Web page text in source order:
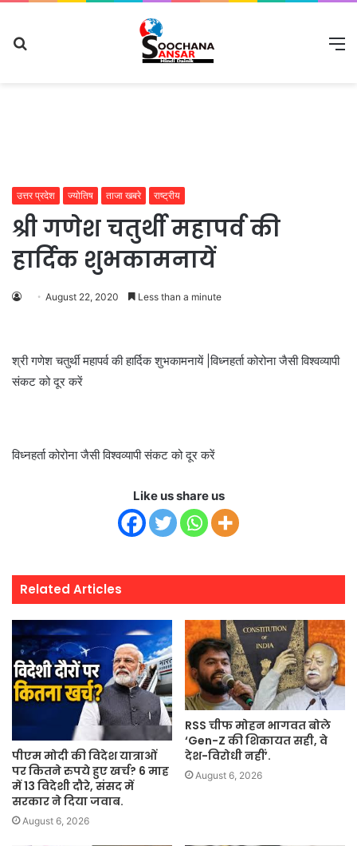
उत्तर प्रदेश ज्योतिष ताजा खबरे राष्ट्रीय
श्री गणेश चतुर्थी महापर्व की
हार्दिक शुभकामनायें
August 22, 2020 Less than a minute
श्री गणेश चतुर्थी महापर्व की हार्दिक शुभकामनायें |विध्नहर्ता कोरोना जैसी विश्वव्यापी
संकट को दूर करें
विध्नहर्ता कोरोना जैसी विश्वव्यापी संकट को दूर करें
Like us share us
Related Articles
पीएम मोदी की विदेश यात्राओं
पर कितने रुपये हुए खर्च? 6 माह
में 13 विदेशी दौरे, संसद में
सरकार ने दिया जवाब.
August 6, 2026
RSS चीफ मोहन भागवत बोले
‘Gen-Z की शिकायत सही, वे
देश-विरोधी नहीं’.
August 6, 2026